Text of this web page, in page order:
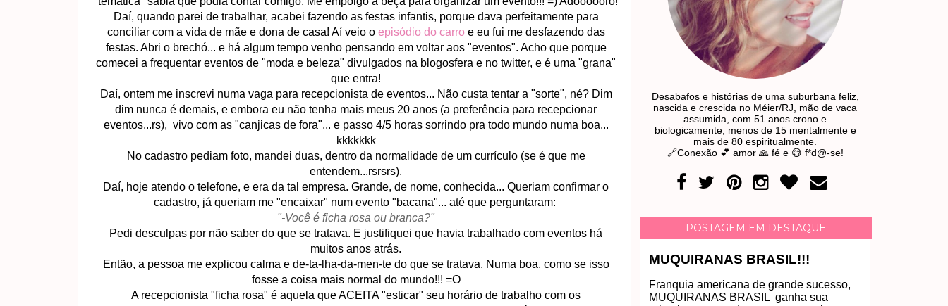
Daí, quando parei de trabalhar, acabei fazendo as festas infantis, porque dava perfeitamente para
conciliar com a vida de mãe e dona de casa! Aí veio o episódio do carroe eu fui me desfazendo das
festas. Abri o brechó... e há algum tempo venho pensando em voltar aos "eventos". Acho que porque
comecei a frequentar eventos de "moda e beleza" divulgados na blogosfera e no twitter, e é uma "grana"
que entra!
Daí, ontem me inscrevi numa vaga para recepcionista de eventos... Não custa tentar a "sorte", né? Dim
dim nunca é demais, e embora eu não tenha mais meus 20 anos (a preferência para recepcionar
eventos...rs), vivo com as "canjicas de fora"... e passo 4/5 horas sorrindo pra todo mundo numa boa...
kkkkkkk
No cadastro pediam foto, mandei duas, dentro da normalidade de um currículo (se é que me
entendem...rsrsrs).
Daí, hoje atendo o telefone, e era da tal empresa. Grande, de nome, conhecida... Queriam confirmar o
cadastro, já queriam me "encaixar" num evento "bacana"... até que perguntaram:
"-Você é ficha rosa ou branca?"
Pedi desculpas por não saber do que se tratava. E justifiquei que havia trabalhado com eventos há
muitos anos atrás.
Então, a pessoa me explicou calma e de-ta-lha-da-men-te do que se tratava. Numa boa, como se isso
fosse a coisa mais normal do mundo!!! =O
A recepcionista "ficha rosa" é aquela que ACEITA "esticar" seu horário de trabalho com os
Desabafos e histórias de uma suburbana feliz,
nascida e crescida no Méier/RJ, mão de vaca
assumida, com 51 anos crono e
biologicamente, menos de 15 mentalmente e
mais de 80 espiritualmente.
🔗Conexão 💕 amor 🙏 fé e 😅 f*d@-se!
POSTAGEM EM DESTAQUE
MUQUIRANAS BRASIL!!!
Franquia americana de grande sucesso,
MUQUIRANAS BRASIL ganha sua